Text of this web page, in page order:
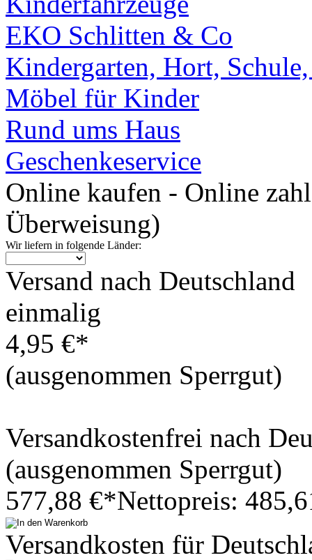
EKO Schlitten & Co
Kindergarten, Hort,
Möbel für Kinder
Rund ums Haus
Geschenkeservice
Online kaufen - Online
Überweisung)
Wir liefern in folgende Länder:
Versand nach Deutschland
einmalig
4,95 €*
(ausgenommen Sperrgut)
Versandkostenfrei nach
(ausgenommen Sperrgut)
577,88 €*Nettopreis:
Versandkosten für